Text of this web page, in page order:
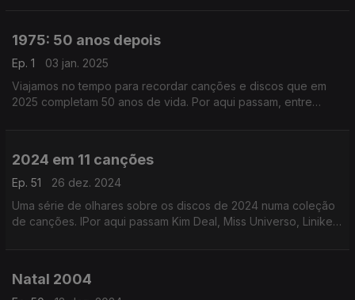
1975: 50 anos depois
Ep. 1
03 jan. 2025
Viajamos no tempo para recordar canções e discos que em
2025 completam 50 anos de vida. Por aqui passam, entre
2024 em 11 canções
Ep. 51
26 dez. 2024
Uma série de olhares sobre os discos de 2024 numa coleção
de canções. IPor aqui passam Kim Deal, Miss Universo, Liniker,
Natal 2004